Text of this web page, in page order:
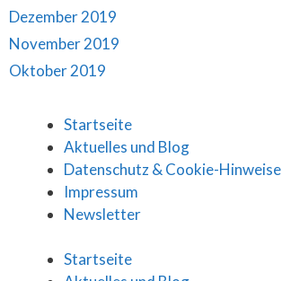
Dezember 2019
November 2019
Oktober 2019
Startseite
Aktuelles und Blog
Datenschutz & Cookie-Hinweise
Impressum
Newsletter
Startseite